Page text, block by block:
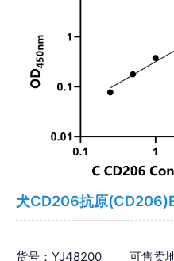
犬CD206抗原
货号：YJ48200 可售卖